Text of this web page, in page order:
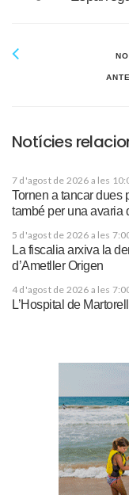
Notícies
7 d'agost de 2026 a les
Tornen a tancar dues
també per una avaria
5 d'agost de 2026 a les
La fiscalia arxiva la
d’Ametller Origen
4 d'agost de 2026 a les
L’Hospital de